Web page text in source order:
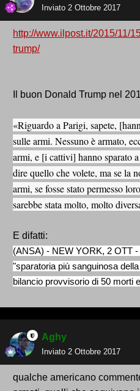
Inviato 2 Ottobre 2017
http://www.ilpost.it/2015/11/
trump/
Il buon Donald Trump nel
«Riguardo a Parigi, sapete,
sulle armi. Nessuno è armato,
armi, e [i cattivi] hanno sparato
dire quello che volete, ma se la
armi, se fosse stato permesso
sarebbe stata molto, molto
E difatti:
(ANSA) - NEW YORK, 2 OTT
"sparatoria più sanguinosa
bilancio provvisorio di 50 morti
Aghy
Inviato 2 Ottobre 2017
qualche americano